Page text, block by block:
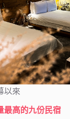
以來
最高的九份民宿